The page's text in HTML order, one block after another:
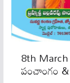
8th
పంచాంగం